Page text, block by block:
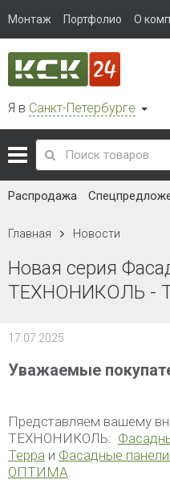
Монтаж Портфолио О
Я в Санкт-Петербурге
Распродажа
Главная Новости
Новая серия
ТЕХНОНИКОЛЬ -
17.07.2025
Уважаемые
Представляем вашему
ТЕХНОНИКОЛЬ:
Терра и Фасадные
ОПТИМА